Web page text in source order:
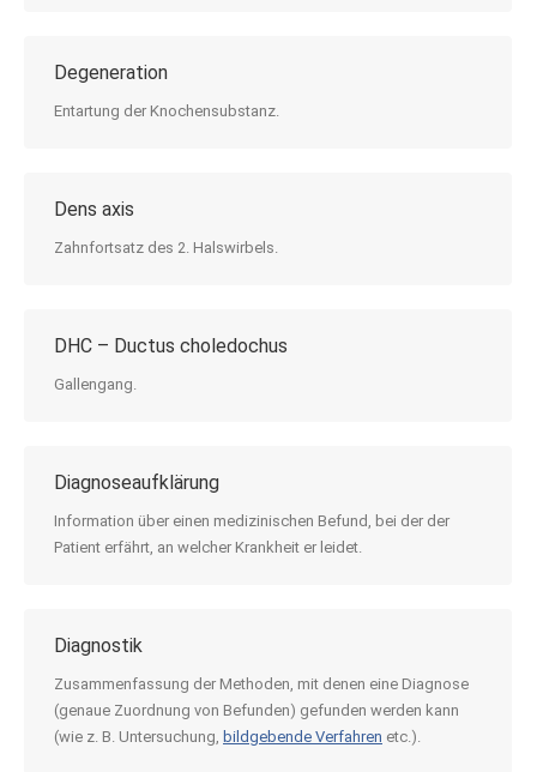
Degeneration
Entartung der Knochensubstanz.
Dens axis
Zahnfortsatz des 2. Halswirbels.
DHC – Ductus choledochus
Gallengang.
Diagnoseaufklärung
Information über einen medizinischen Befund, bei der der
Patient erfährt, an welcher Krankheit er leidet.
Diagnostik
Zusammenfassung der Methoden, mit denen eine Diagnose
(genaue Zuordnung von Befunden) gefunden werden kann
(wie z. B. Untersuchung, bildgebende Verfahren etc.).